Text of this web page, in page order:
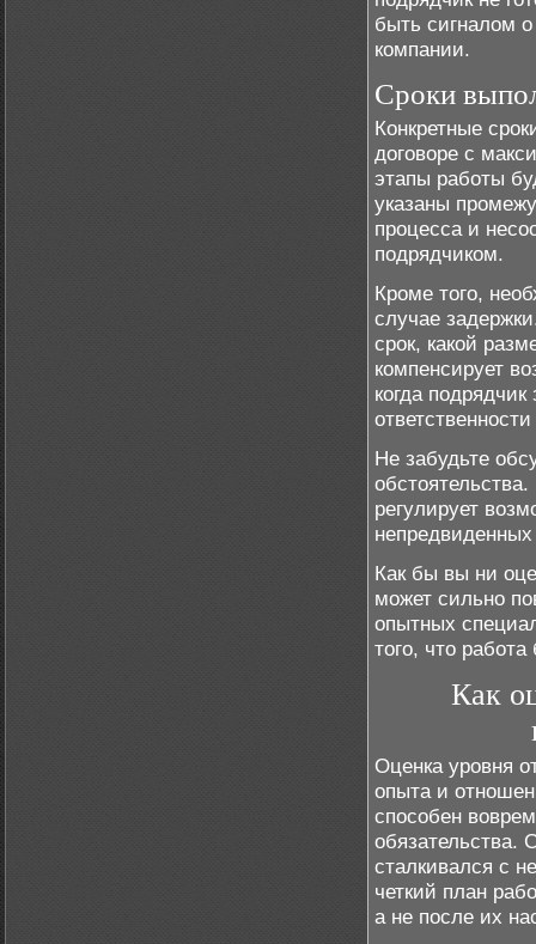
быть сигналом
компании.
Сроки
Конкретные
договоре с
этапы работы
указаны
процесса и
подрядчиком.
Кроме того,
случае
срок, какой
компенсирует
когда
Не забудьте
регулирует
Как бы вы ни
может сильно
опытных
того, что
Как
Оценка уровня
опыта и
способен
обязательства.
сталкивался с
четкий план
а не после их